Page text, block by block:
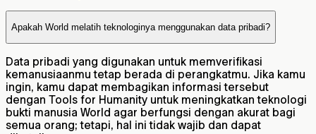
Apakah World melatih teknologinya menggunakan data pribadi?
Data pribadi yang digunakan untuk memverifikasi
kemanusiaanmu tetap berada di perangkatmu. Jika kamu
ingin, kamu dapat membagikan informasi tersebut
dengan Tools for Humanity untuk meningkatkan teknologi
bukti manusia World agar berfungsi dengan akurat bagi
semua orang; tetapi, hal ini tidak wajib dan dapat